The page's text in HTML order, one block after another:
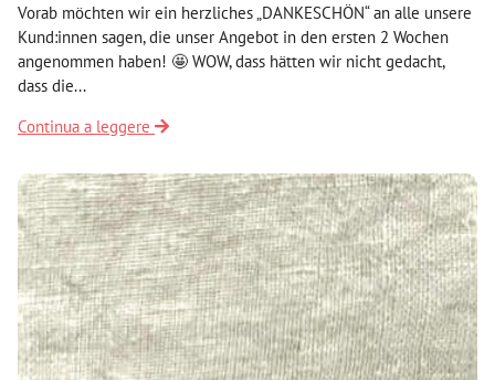
Vorab möchten wir ein herzliches „DANKESCHÖN“ an alle unsere
Kund:innen sagen, die unser Angebot in den ersten 2 Wochen
angenommen haben! 🤩 WOW, dass hätten wir nicht gedacht,
dass die...
Continua a leggere